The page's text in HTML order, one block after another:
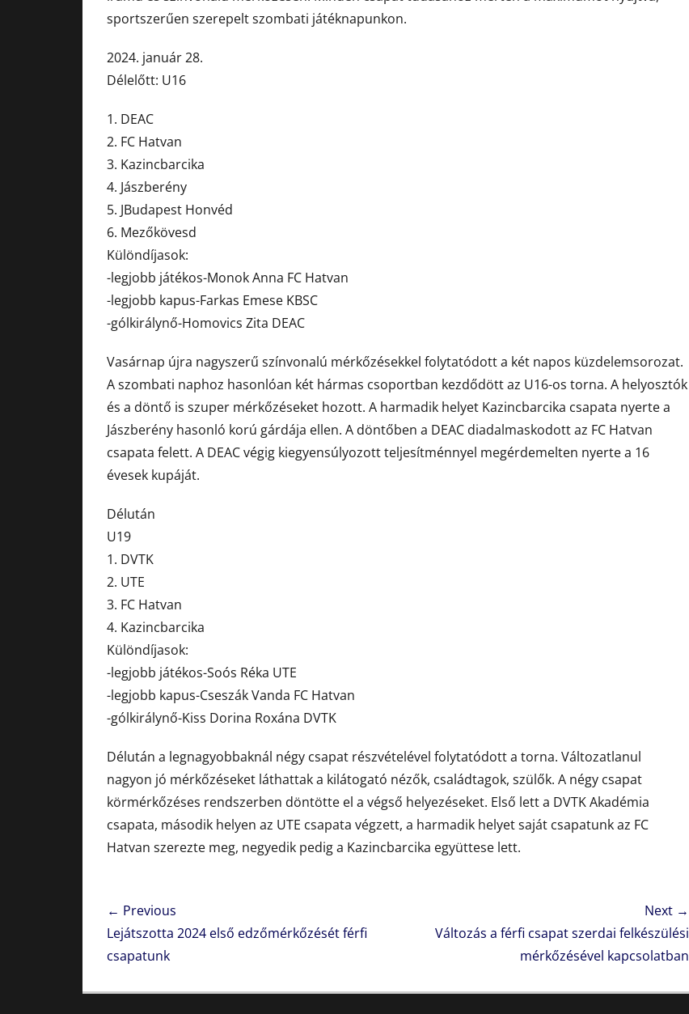
sportszerűen szerepelt szombati játéknapunkon.
2024. január 28.
Délelőtt: U16
1. DEAC
2. FC Hatvan
3. Kazincbarcika
4. Jászberény
5. JBudapest Honvéd
6. Mezőkövesd
Különdíjasok:
-legjobb játékos-Monok Anna FC Hatvan
-legjobb kapus-Farkas Emese KBSC
-gólkirálynő-Homovics Zita DEAC
Vasárnap újra nagyszerű színvonalú mérkőzésekkel folytatódott a két napos küzdelemsorozat.
A szombati naphoz hasonlóan két hármas csoportban kezdődött az U16-os torna. A helyosztók
és a döntő is szuper mérkőzéseket hozott. A harmadik helyet Kazincbarcika csapata nyerte a
Jászberény hasonló korú gárdája ellen. A döntőben a DEAC diadalmaskodott az FC Hatvan
csapata felett. A DEAC végig kiegyensúlyozott teljesítménnyel megérdemelten nyerte a 16
évesek kupáját.
Délután
U19
1. DVTK
2. UTE
3. FC Hatvan
4. Kazincbarcika
Különdíjasok:
-legjobb játékos-Soós Réka UTE
-legjobb kapus-Cseszák Vanda FC Hatvan
-gólkirálynő-Kiss Dorina Roxána DVTK
Délután a legnagyobbaknál négy csapat részvételével folytatódott a torna. Változatlanul
nagyon jó mérkőzéseket láthattak a kilátogató nézők, családtagok, szülők. A négy csapat
körmérkőzéses rendszerben döntötte el a végső helyezéseket. Első lett a DVTK Akadémia
csapata, második helyen az UTE csapata végzett, a harmadik helyet saját csapatunk az FC
Hatvan szerezte meg, negyedik pedig a Kazincbarcika együttese lett.
Bejegyzés
navigáció
← Previous
Previous
post:
Lejátszotta 2024 első edzőmérkőzését férfi
csapatunk
Next →
Változás a férfi csapat szerdai felkészülési
mérkőzésével kapcsolatban